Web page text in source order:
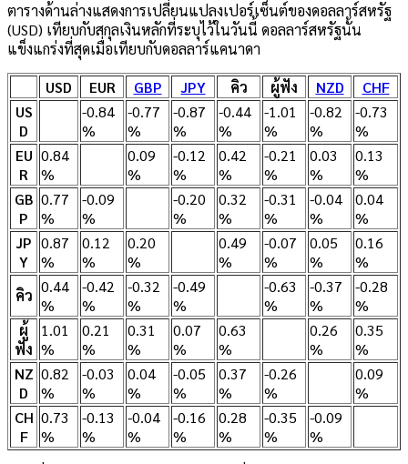
ตารางด้านล่างแสดงการเปลี่ยนแปลงเปอร์เซ็นต์ของดอลลาร์สหรัฐ
(USD) เทียบกับสกุลเงินหลักที่ระบุไว้ในวันนี้ ดอลลาร์สหรัฐนั้น
แข็งแกร่งที่สุดเมื่อเทียบกับดอลลาร์แคนาดา
USD
EUR GBP JPY คิว ผู้ฟัง NZD
CHF
US
D
-0.84
%
-0.77
%
-0.87
%
-0.44
%
-1.01
%
-0.82
%
-0.73
%
EU
R
0.84
%
0.09
%
-0.12
%
0.42
%
-0.21
%
0.03
%
0.13
%
GB
P
0.77
%
-0.09
%
-0.20
%
0.32
%
-0.31
%
-0.04
%
0.04
%
JP
Y
0.87
%
0.12
%
0.20
%
0.49
%
-0.07
%
0.05
%
0.16
%
คิว 0.44
%
-0.42
%
-0.32
%
-0.49
%
-0.63
%
-0.37
%
-0.28
%
ผู้
ฟัง
1.01
%
0.21
%
0.31
%
0.07
%
0.63
%
0.26
%
0.35
%
NZ
D
0.82
%
-0.03
%
0.04
%
-0.05
%
0.37
%
-0.26
%
0.09
%
CH
F
0.73
%
-0.13
%
-0.04
%
-0.16
%
0.28
%
-0.35
%
-0.09
%